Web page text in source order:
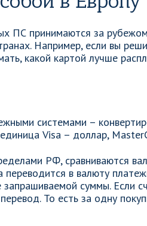
ПС принимаются за
Например, если вы
какой картой лучше
системами –
Visa – доллар,
РФ, сравниваются
в валюту
запрашиваемой суммы. Если
То есть за одну